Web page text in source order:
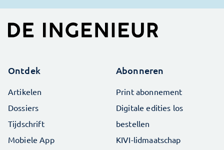
Ontdek
Artikelen
Dossiers
Tijdschrift
Mobiele App
Abonneren
Print abonnement
Digitale edities los
bestellen
KIVI-lidmaatschap